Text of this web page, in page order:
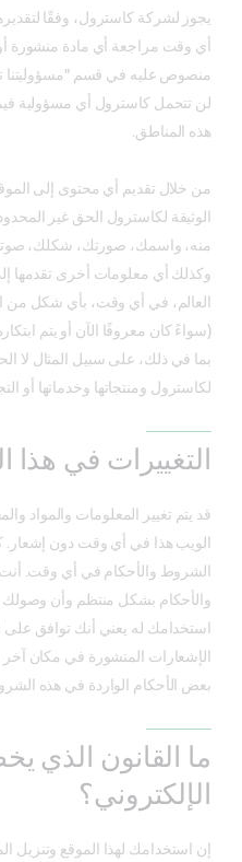
يجوز لشركة كاسترول، وفقًا
أي وقت مراجعة أي مادة منشورة أو
منصوص عليه في قسم "مسؤوليتنا
لن تتحمل كاسترول أي مسؤولية
هذه المناطق.
من خلال تقديم أي محتوى إلى
الوثيقة لكاسترول الحق غير
منه، واسمك، صورتك، شكلك،
وكذلك أي معلومات أخرى تقدمها
العالم، في أي وقت، بأي شكل من
(سواءً كان معروفًا الآن أو يتم
بما في ذلك، على سبيل المثال لا
لكاسترول ومنتجاتها وخدماتها أو
التغييرات في هذا
قد يتم تغيير المعلومات والمواد
الويب هذا في أي وقت دون إشعار.
الشروط والأحكام في أي وقت.
والأحكام بشكل منتظم وأن وصولك
استخدامك له يعني أنك توافق على
الإشعارات المنشورة في مكان
بعض الأحكام الواردة في هذه
ما القانون الذي
الإلكتروني؟
إن استخدامك لهذا الموقع وتنزيل